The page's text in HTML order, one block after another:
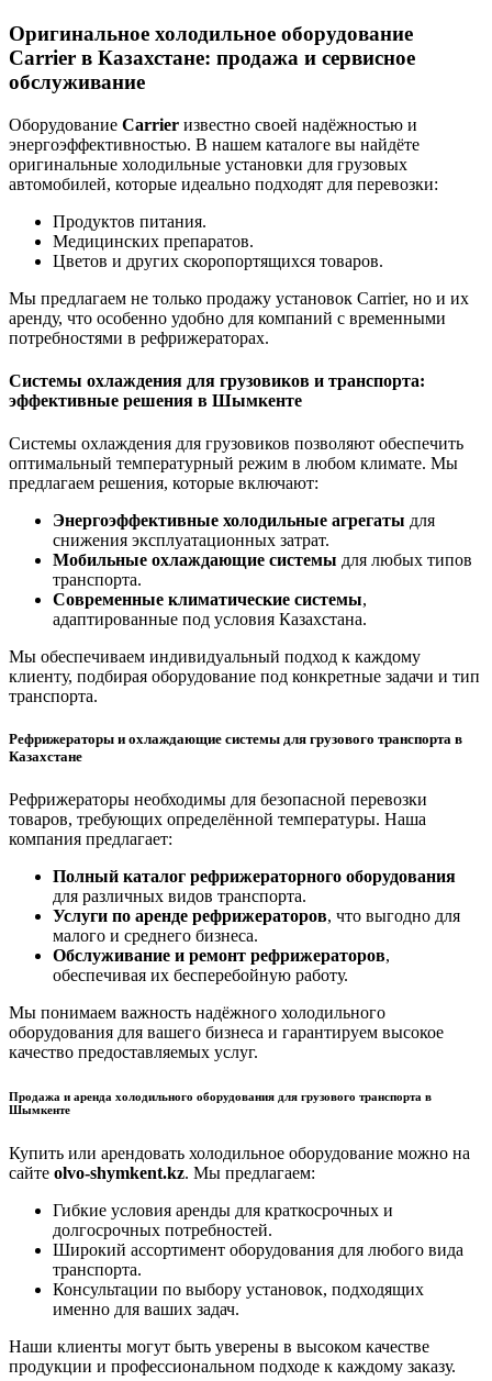
Оригинальное холодильное оборудование
Carrier в Казахстане: продажа и сервисное
обслуживание
Оборудование Carrier известно своей надёжностью и
энергоэффективностью. В нашем каталоге вы найдёте
оригинальные холодильные установки для грузовых
автомобилей, которые идеально подходят для перевозки:
Продуктов питания.
Медицинских препаратов.
Цветов и других скоропортящихся товаров.
Мы предлагаем не только продажу установок Carrier, но и их
аренду, что особенно удобно для компаний с временными
потребностями в рефрижераторах.
Системы охлаждения для грузовиков и транспорта:
эффективные решения в Шымкенте
Системы охлаждения для грузовиков позволяют обеспечить
оптимальный температурный режим в любом климате. Мы
предлагаем решения, которые включают:
Энергоэффективные холодильные агрегаты для
снижения эксплуатационных затрат.
Мобильные охлаждающие системы для любых типов
транспорта.
Современные климатические системы,
адаптированные под условия Казахстана.
Мы обеспечиваем индивидуальный подход к каждому
клиенту, подбирая оборудование под конкретные задачи и тип
транспорта.
Рефрижераторы и охлаждающие системы для грузового транспорта в
Казахстане
Рефрижераторы необходимы для безопасной перевозки
товаров, требующих определённой температуры. Наша
компания предлагает:
Полный каталог рефрижераторного оборудования
для различных видов транспорта.
Услуги по аренде рефрижераторов, что выгодно для
малого и среднего бизнеса.
Обслуживание и ремонт рефрижераторов,
обеспечивая их бесперебойную работу.
Мы понимаем важность надёжного холодильного
оборудования для вашего бизнеса и гарантируем высокое
качество предоставляемых услуг.
Продажа и аренда холодильного оборудования для грузового транспорта в
Шымкенте
Купить или арендовать холодильное оборудование можно на
сайте olvo-shymkent.kz. Мы предлагаем:
Гибкие условия аренды для краткосрочных и
долгосрочных потребностей.
Широкий ассортимент оборудования для любого вида
транспорта.
Консультации по выбору установок, подходящих
именно для ваших задач.
Наши клиенты могут быть уверены в высоком качестве
продукции и профессиональном подходе к каждому заказу.